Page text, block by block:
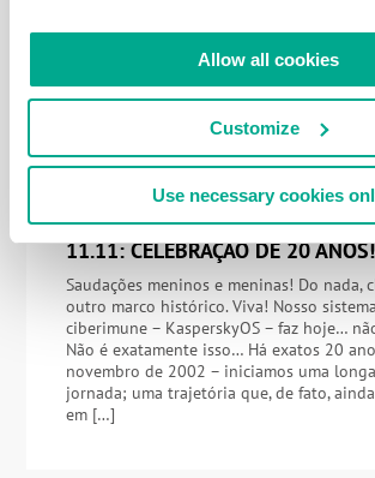
Allow all cookies
Customize
Use necessary cookies
ponta que seja de fato inovadora tem
de ciclo de vida muito mais complexo e
pode ser inicialmente imaginado por
sem a invenção em […]
11 NOVEMBRO 2022
11.11: CELEBRAÇÃO DE 20 ANOS!
Saudações meninos e meninas! Do nada,
outro marco histórico. Viva! Nosso
ciberimune – KasperskyOS – faz hoje…
Não é exatamente isso… Há exatos 20
novembro de 2002 – iniciamos uma
jornada; uma trajetória que, de fato,
em […]